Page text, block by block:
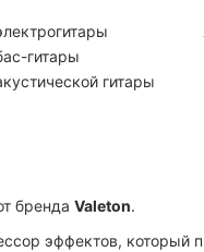
гитары
гитары
бренда Valeton.
эффектов, который